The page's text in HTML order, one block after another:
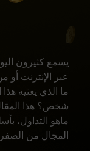
يسمع كثيرون
عبر الإنترنت
ما الذي يعنيه
شخص؟ هذا
ماهو التداول،
المجال من